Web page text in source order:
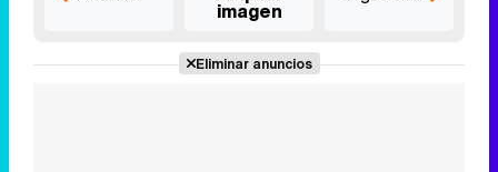
imagen
Eliminar anuncios